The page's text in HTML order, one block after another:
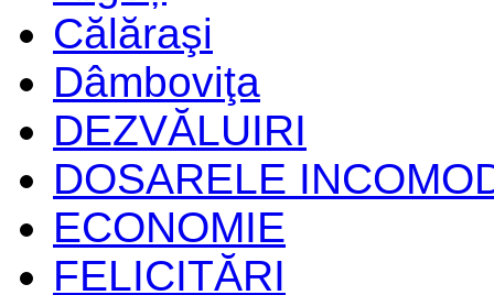
Călăraşi
Dâmboviţa
DEZVĂLUIRI
DOSARELE
ECONOMIE
FELICITĂRI